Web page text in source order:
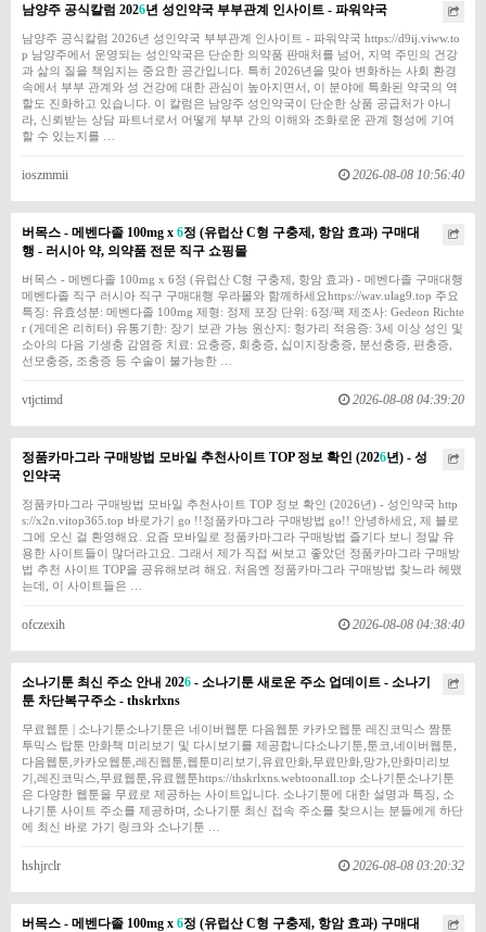
남양주 공식칼럼 2026년 성인약국 부부관계 인사이트 - 파워약국
남양주 공식칼럼 2026년 성인약국 부부관계 인사이트 - 파워약국 https://d9ij.viww.to
p 남양주에서 운영되는 성인약국은 단순한 의약품 판매처를 넘어, 지역 주민의 건강
과 삶의 질을 책임지는 중요한 공간입니다. 특히 2026년을 맞아 변화하는 사회 환경
속에서 부부 관계와 성 건강에 대한 관심이 높아지면서, 이 분야에 특화된 약국의 역
할도 진화하고 있습니다. 이 칼럼은 남양주 성인약국이 단순한 상품 공급처가 아니
라, 신뢰받는 상담 파트너로서 어떻게 부부 간의 이해와 조화로운 관계 형성에 기여
할 수 있는지를 …
ioszmmii 2026-08-08 10:56:40
버목스 - 메벤다졸 100mg x 6정 (유럽산 C형 구충제, 항암 효과) 구매대
행 - 러시아 약, 의약품 전문 직구 쇼핑몰
버목스 - 메벤다졸 100mg x 6정 (유럽산 C형 구충제, 항암 효과) - 메벤다졸 구매대행
메벤다졸 직구 러시아 직구 구매대행 우라몰와 함께하세요https://wav.ulag9.top 주요
특징: 유효성분: 메벤다졸 100mg 제형: 정제 포장 단위: 6정/팩 제조사: Gedeon Richte
r (게데온 리히터) 유통기한: 장기 보관 가능 원산지: 헝가리 적응증: 3세 이상 성인 및
소아의 다음 기생충 감염증 치료: 요충증, 회충증, 십이지장충증, 분선충증, 편충증,
선모충증, 조충증 등 수술이 불가능한 …
vtjctimd 2026-08-08 04:39:20
정품카마그라 구매방법 모바일 추천사이트 TOP 정보 확인 (2026년) - 성
인약국
정품카마그라 구매방법 모바일 추천사이트 TOP 정보 확인 (2026년) - 성인약국 http
s://x2n.vitop365.top 바로가기 go !!정품카마그라 구매방법 go!! 안녕하세요, 제 블로
그에 오신 걸 환영해요. 요즘 모바일로 정품카마그라 구매방법 즐기다 보니 정말 유
용한 사이트들이 많더라고요. 그래서 제가 직접 써보고 좋았던 정품카마그라 구매방
법 추천 사이트 TOP을 공유해보려 해요. 처음엔 정품카마그라 구매방법 찾느라 헤맸
는데, 이 사이트들은 …
ofczexih 2026-08-08 04:38:40
소나기툰 최신 주소 안내 2026 - 소나기툰 새로운 주소 업데이트 - 소나기
툰 차단복구주소 - thskrlxns
무료웹툰 | 소나기툰소나기툰은 네이버웹툰 다음웹툰 카카오웹툰 레진코믹스 짬툰
투믹스 탑툰 만화책 미리보기 및 다시보기를 제공합니다소나기툰,툰코,네이버웹툰,
다음웹툰,카카오웹툰,레진웹툰,웹툰미리보기,유료만화,무료만화,망가,만화미리보
기,레진코믹스,무료웹툰,유료웹툰https://thskrlxns.webtoonall.top 소나기툰소나기툰
은 다양한 웹툰을 무료로 제공하는 사이트입니다. 소나기툰에 대한 설명과 특징, 소
나기툰 사이트 주소를 제공하며, 소나기툰 최신 접속 주소를 찾으시는 분들에게 하단
에 최신 바로 가기 링크와 소나기툰 …
hshjrclr 2026-08-08 03:20:32
버목스 - 메벤다졸 100mg x 6정 (유럽산 C형 구충제, 항암 효과) 구매대